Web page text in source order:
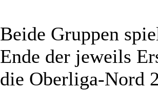
Beide Gruppen
Ende der jeweils
die Oberliga-Nord